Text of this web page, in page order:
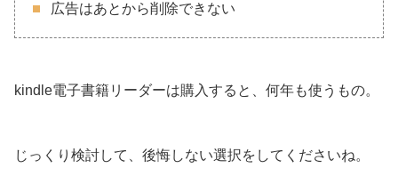
広告はあとから削除できない
kindle電子書籍リーダーは購入すると、何年も使うもの。
じっくり検討して、後悔しない選択をしてくださいね。